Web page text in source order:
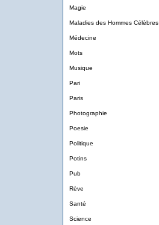
Magie
Maladies des Hommes Célèbres
Médecine
Mots
Musique
Pari
Paris
Photographie
Poesie
Politique
Potins
Pub
Rève
Santé
Science